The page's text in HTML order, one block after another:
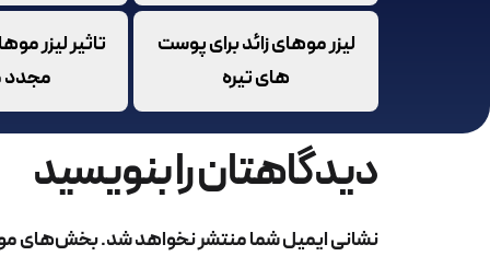
لیزر موهای زائد برای پوست
های تیره
تاثیر لیزر
مجدد
دیدگاهتان را بنویسید
نشانی ایمیل شما منتشر نخواهد شد.بخش‌های